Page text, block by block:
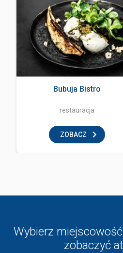
Bubuja Bistro
restauracja
ZOBACZ
Wybierz
zobaczyć